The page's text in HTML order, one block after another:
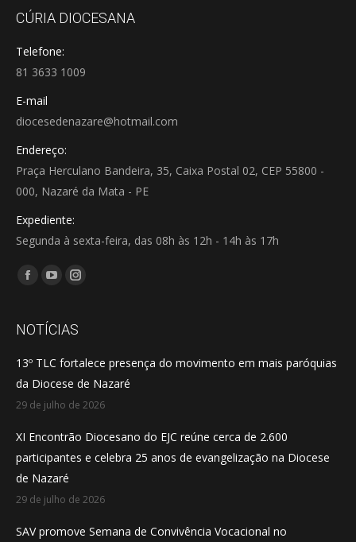
CÚRIA DIOCESANA
Telefone:
81 3633 1009
E-mail
diocesedenazare@hotmail.com
Endereço:
Praça Herculano Bandeira, 35, Caixa Postal 02, CEP 55800 -
000, Nazaré da Mata - PE
Expediente:
Segunda à sexta-feira, das 08h às 12h - 14h às 17h
Encontre-nos em:
Facebook
opens
new
window
YouTube
opens
new
window
Instagram
opens
new
window
NOTÍCIAS
13º TLC fortalece presença do movimento em mais paróquias
da Diocese de Nazaré
29 de julho de 2026
XI Encontrão Diocesano do EJC reúne cerca de 2.600
participantes e celebra 25 anos de evangelização na Diocese
de Nazaré
29 de julho de 2026
SAV promove Semana de Convivência Vocacional no